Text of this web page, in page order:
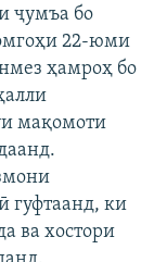
ҷумъа бо
22-юми
ҳамроҳ бо
мақомоти
гуфтаанд, ки
ва хостори